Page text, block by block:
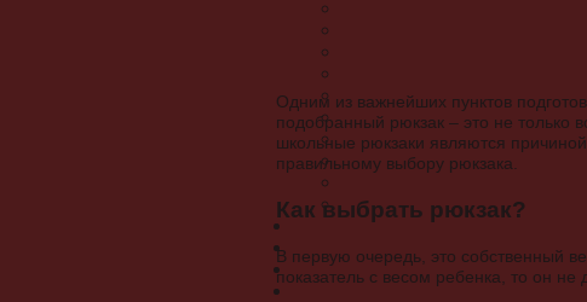
Одним из важнейших пунктов
подобранный рюкзак – это не только
школьные рюкзаки являются
правильному выбору рюкзака.
Как выбрать рюкзак?
В первую очередь, это собственный
показатель с весом ребенка, то он